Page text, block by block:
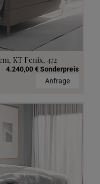
KT Fenix, 472
4.240,00 € Sonderpreis
Anfrage